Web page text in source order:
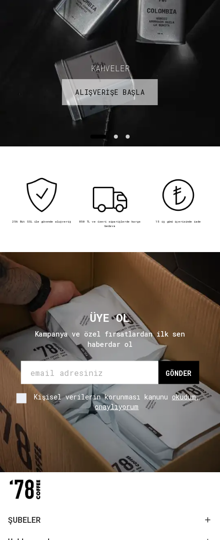
KAHVELER
ALIŞVERİŞE BAŞLA
256 Bit SSL ile güvende alışveriş
850 TL ve üzeri siparişlerde kargo
bedava
15 iş günü içerisinde iade
ÜYE OL
Kampanya ve özel fırsatlardan ilk sen
haberdar ol
GÖNDER
Kişisel verilerin korunması kanunu okudum,
onaylıyorum
ŞUBELER